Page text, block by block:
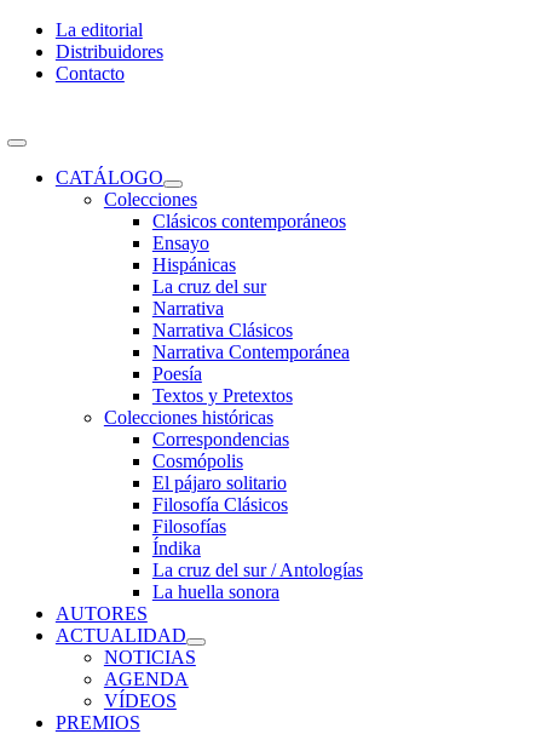
Skip
content
La editorial
Distribuidores
Contacto
Toggle
NavigationCATÁLOGO
Colecciones
Clásicos contemporáneos
Ensayo
Hispánicas
La cruz del sur
Narrativa
Narrativa Clásicos
Narrativa Contemporánea
Poesía
Textos y Pretextos
Colecciones históricas
Correspondencias
Cosmópolis
El pájaro solitario
Filosofía Clásicos
Filosofías
Índika
La cruz del sur / Antologías
La huella sonora
AUTORES
ACTUALIDAD
NOTICIAS
AGENDA
VÍDEOS
PREMIOS